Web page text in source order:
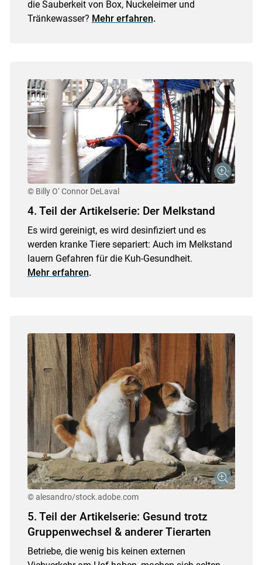
die Sauberkeit von Box, Nuckeleimer und
Tränkewasser? Mehr erfahren.
© Billy O‘ Connor DeLaval
4. Teil der Artikelserie: Der Melkstand
Es wird gereinigt, es wird desinfiziert und es
werden kranke Tiere separiert: Auch im Melkstand
lauern Gefahren für die Kuh-Gesundheit.
Mehr erfahren.
© alesandro/stock.adobe.com
5. Teil der Artikelserie: Gesund trotz
Gruppenwechsel & anderer Tierarten
Betriebe, die wenig bis keinen externen